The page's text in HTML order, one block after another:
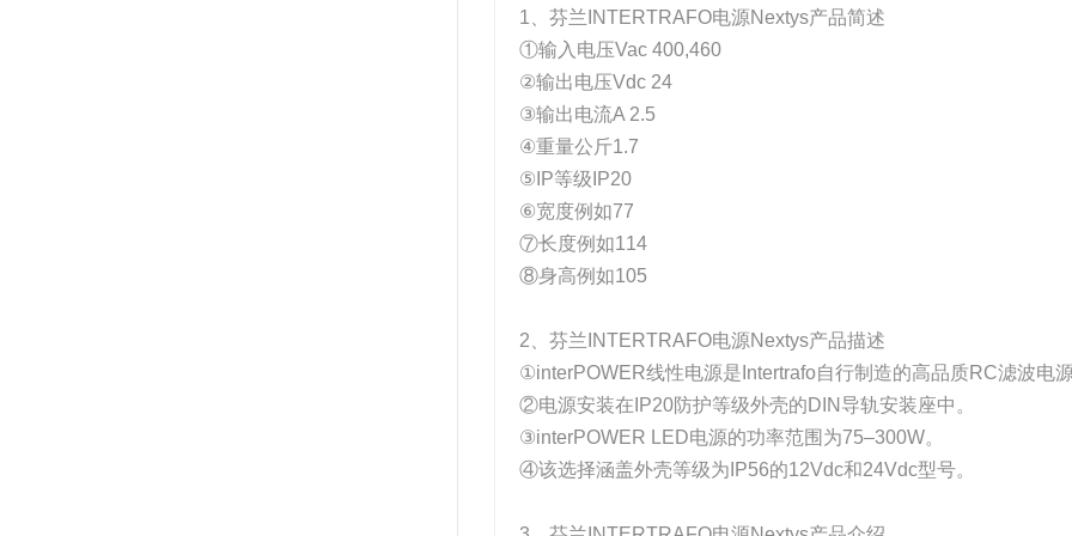
1、芬兰INTERTRAFO电源Nextys产品简述
①输入电压Vac 400,460
②输出电压Vdc 24
③输出电流A 2.5
④重量公斤1.7
⑤IP等级IP20
⑥宽度例如77
⑦长度例如114
⑧身高例如105
2、芬兰INTERTRAFO电源Nextys产品描述
①interPOWER线性电源是Intertrafo自行制造的高品质RC滤波电
②电源安装在IP20防护等级外壳的DIN导轨安装座中。
③interPOWER LED电源的功率范围为75–300W。
④该选择涵盖外壳等级为IP56的12Vdc和24Vdc型号。